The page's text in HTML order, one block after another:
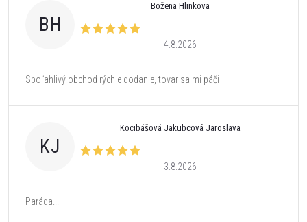
BH
Božena Hlinkova
4.8.2026
Spoľahlivý obchod rýchle dodanie, tovar sa mi páči
KJ
Kocibášová Jakubcová Jaroslava
3.8.2026
Paráda...